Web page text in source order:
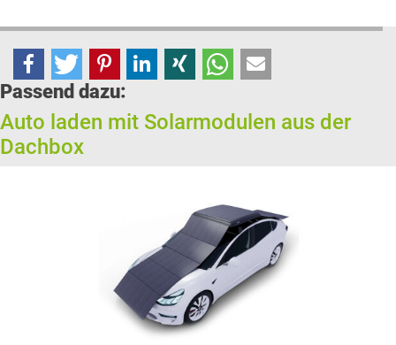
Passend dazu:
Auto laden mit Solarmodulen aus der
Dachbox